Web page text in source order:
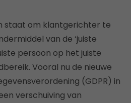
staat om klantgerichter te
van de ‘juiste
persoon op het juiste
Vooral nu de nieuwe
(GDPR) in
verschuiving van